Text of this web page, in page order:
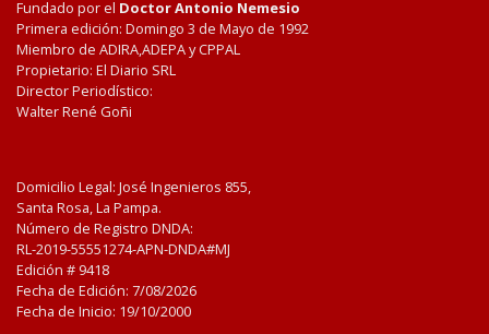
Fundado por el Doctor Antonio Nemesio
Primera edición: Domingo 3 de Mayo de 1992
Miembro de ADIRA,ADEPA y CPPAL
Propietario: El Diario SRL
Director Periodístico:
Walter René Goñi
Domicilio Legal: José Ingenieros 855,
Santa Rosa, La Pampa.
Número de Registro DNDA:
RL-2019-55551274-APN-DNDA#MJ
Edición # 9418
Fecha de Edición: 7/08/2026
Fecha de Inicio: 19/10/2000